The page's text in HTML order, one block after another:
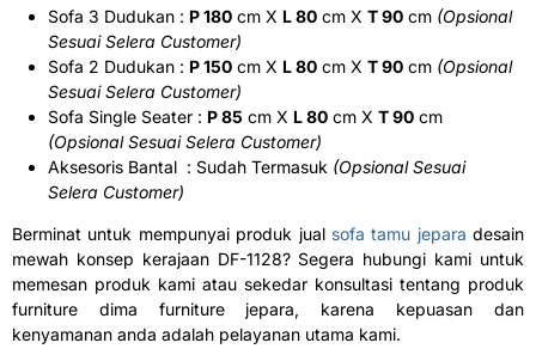
Sofa 3 Dudukan : P 180 cm X L 80 cm X T 90 cm (Opsional
Sesuai Selera Customer)
Sofa 2 Dudukan : P 150 cm X L 80 cm X T 90 cm (Opsional
Sesuai Selera Customer)
Sofa Single Seater : P 85 cm X L 80 cm X T 90 cm
(Opsional Sesuai Selera Customer)
Aksesoris Bantal : Sudah Termasuk (Opsional Sesuai
Selera Customer)
Berminat untuk mempunyai produk jual sofa tamu jepara desain
mewah konsep kerajaan DF-1128? Segera hubungi kami untuk
memesan produk kami atau sekedar konsultasi tentang produk
furniture dima furniture jepara, karena kepuasan dan
kenyamanan anda adalah pelayanan utama kami.